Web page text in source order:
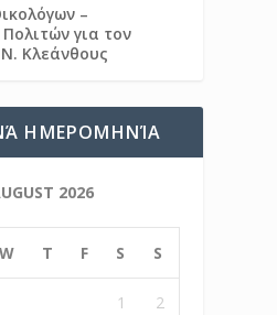
–
για τον
Κλεάνθους
ΗΜΕΡΟΜΗΝΊΑ
2026
W T F S S
1 2